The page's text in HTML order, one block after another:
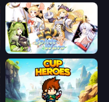
Spirit Wars